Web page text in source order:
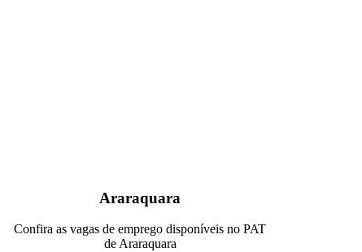
Araraquara
Confira as vagas de emprego disponíveis no PAT
de Araraquara